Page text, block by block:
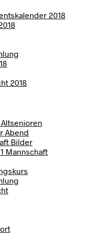
2018
2018
Abend
Bilder
Mannschaft